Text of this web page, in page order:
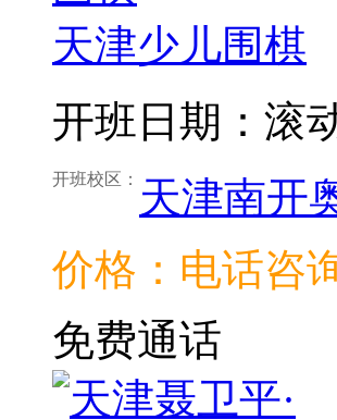
天津少儿围棋
开班日期：滚
开班校区： 天津南开
价格：电话咨
免费通话